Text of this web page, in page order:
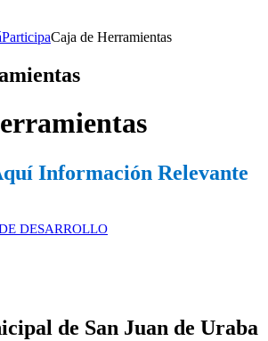
ParticipaCaja de Herramientas
Información Relevante​
DESARROLLO
de San Juan de Uraba